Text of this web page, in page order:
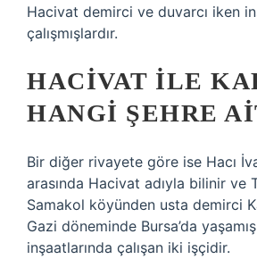
Hacivat demirci ve duvarcı iken
çalışmışlardır.
HACIVAT ILE
HANGI ŞEHRE
Bir diğer rivayete göre ise Hacı
arasında Hacivat adıyla bilinir ve
Samakol köyünden usta demirci
Gazi döneminde Bursa’da
inşaatlarında çalışan iki işçidir.